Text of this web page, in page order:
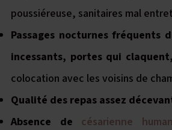
poussiéreuse, sanitaires mal
Passages nocturnes fréquents
incessants, portes qui claquent,
colocation avec les voisins de
Qualité des repas assez
Absence de césarienne